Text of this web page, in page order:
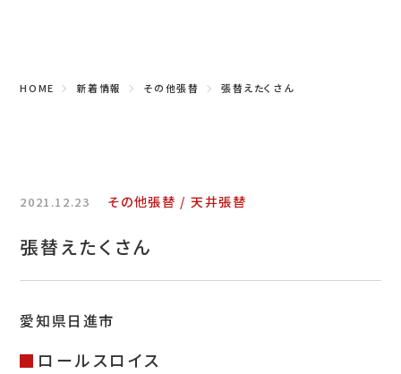
特定商取引表示
新着情報
施工例
HOME 新着情報 その他張替 張替えたくさん
2021.12.23 その他張替 天井張替
張替えたくさん
愛知県日進市
ロールスロイス